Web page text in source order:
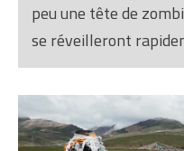
peu une tête de
se réveilleront
visite, qui s’avérera
du séjour.